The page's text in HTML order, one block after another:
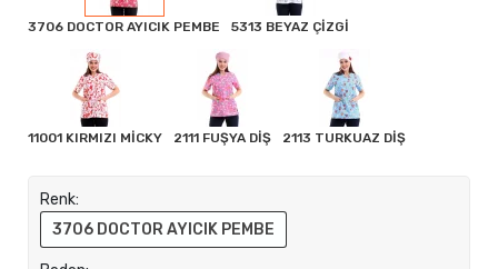
3706 DOCTOR AYICIK PEMBE 5313 BEYAZ ÇİZGİ
11001 KIRMIZI MİCKY 2111 FUŞYA DİŞ 2113 TURKUAZ DİŞ
Renk:
3706 DOCTOR AYICIK PEMBE